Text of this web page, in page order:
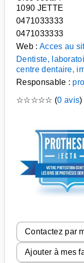
1090 JETTE
0471033333
0471033333
Web : Acces au
Dentiste,
centre dentaire,
Responsable :
☆☆☆☆☆ (0 avis)
Contactez par
Ajouter à mes